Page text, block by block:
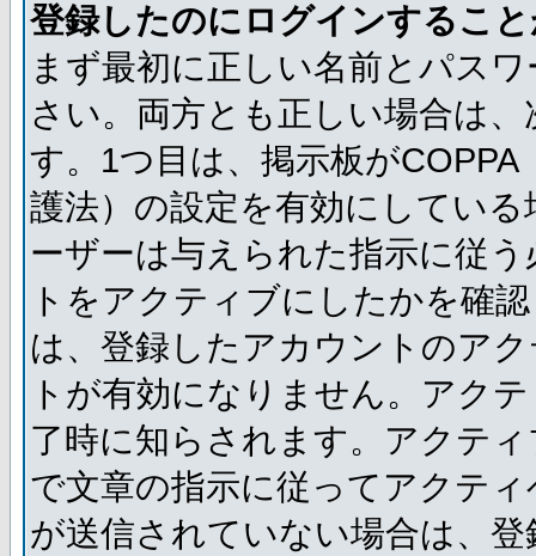
登録したのにログインするこ
まず最初に正しい名前とパス
さい。両方とも正しい場合は
す。1つ目は、掲示板が
護法）の設定を有効にしてい
ーザーは与えられた指示に従
トをアクティブにしたかを確
は、登録したアカウントのア
トが有効になりません。アク
了時に知らされます。アクテ
で文章の指示に従ってアクテ
が送信されていない場合は、